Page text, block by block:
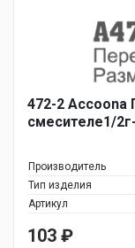
472-2 Accoona
смесителе1/
Производитель
Тип изделия
Артикул
103 ₽